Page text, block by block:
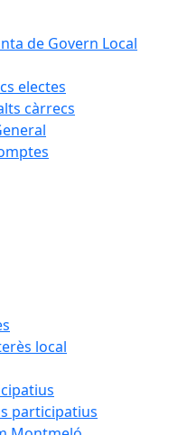
de Govern Local
electes
càrrecs
local
participatius